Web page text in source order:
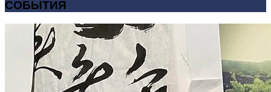
СОБЫТИЯ